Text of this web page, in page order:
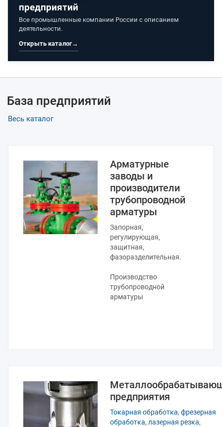
предприятий
Все промышленные компании России с описанием
деятельности.
Открыть каталог→
Весь каталог
База предприятий
Арматурные
заводы и
производители
трубопроводной
арматуры
Запорная,
регулирующая,
защитная,
фазоразделительная.
Производство
трубопроводной
арматуры
предприятия
Токарная обработка, фрезерная
обработка, лазерная резка,